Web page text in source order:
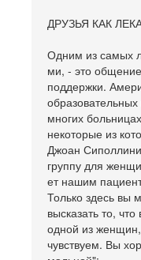
ДРУЗЬЯ КАК
Одним из самых
ми, - это
поддержки.
многих
некоторые из
Джоан Сиполлини
группу для
ет нашим
Только здесь вы
высказать то,
одной из
чувствуем. Вы